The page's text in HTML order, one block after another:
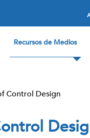
Recursos de Medios
Control Design